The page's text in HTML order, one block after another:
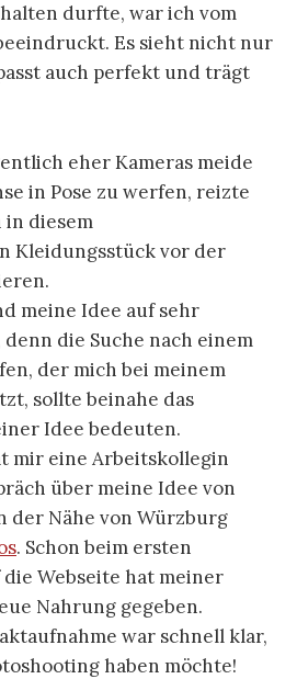
durfte, war ich vom
Es sieht nicht nur
auch perfekt und trägt
eher Kameras meide
in Pose zu werfen, reizte
in diesem
Kleidungsstück vor der
meine Idee auf sehr
die Suche nach einem
der mich bei meinem
sollte beinahe das
Idee bedeuten.
mir eine Arbeitskollegin
über meine Idee von
der Nähe von Würzburg
. Schon beim ersten
Webseite hat meiner
Nahrung gegeben.
war schnell klar,
haben möchte!